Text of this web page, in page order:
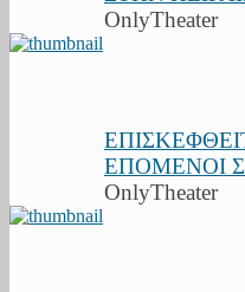
OnlyTheater
ΕΠΟΜΕΝΟΙ
OnlyTheater